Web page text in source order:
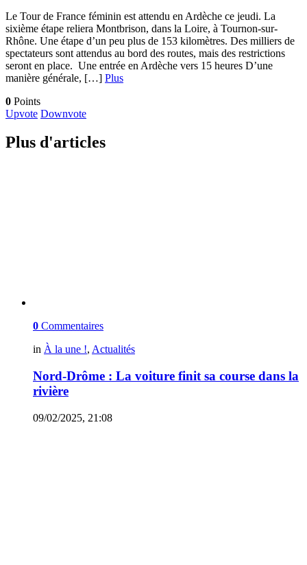
Le Tour de France féminin est attendu en Ardèche ce jeudi. La
sixième étape reliera Montbrison, dans la Loire, à Tournon-sur-
Rhône. Une étape d’un peu plus de 153 kilomètres. Des milliers de
spectateurs sont attendus au bord des routes, mais des restrictions
seront en place. Une entrée en Ardèche vers 15 heures D’une
manière générale, […] Plus
0 Points
Upvote Downvote
Plus d'articles
0 Commentaires
in À la une !, Actualités
Nord-Drôme : La voiture finit sa course dans la
rivière
09/02/2025, 21:08